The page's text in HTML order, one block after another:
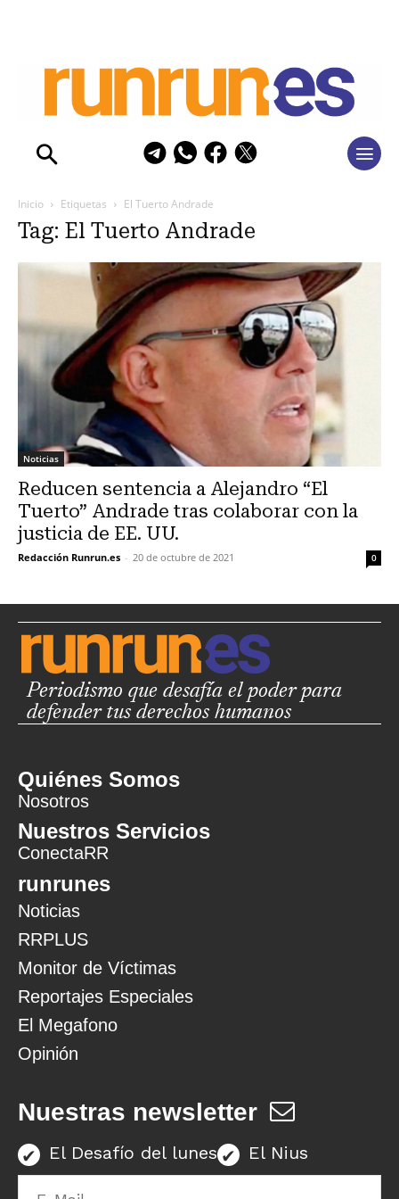
Inicio Etiquetas El Tuerto Andrade
Tag: El Tuerto Andrade
Noticias
Reducen sentencia a Alejandro “El
Tuerto” Andrade tras colaborar con la
justicia de EE. UU.
Redacción Runrun.es - 20 de octubre de 2021 0
Periodismo que desafía el poder para
defender tus derechos humanos
Quiénes Somos
Nosotros
Nuestros Servicios
ConectaRR
runrunes
Noticias
RRPLUS
Monitor de Víctimas
Reportajes Especiales
El Megafono
Opinión
Nuestras newsletter
El Desafío del lunes El Nius